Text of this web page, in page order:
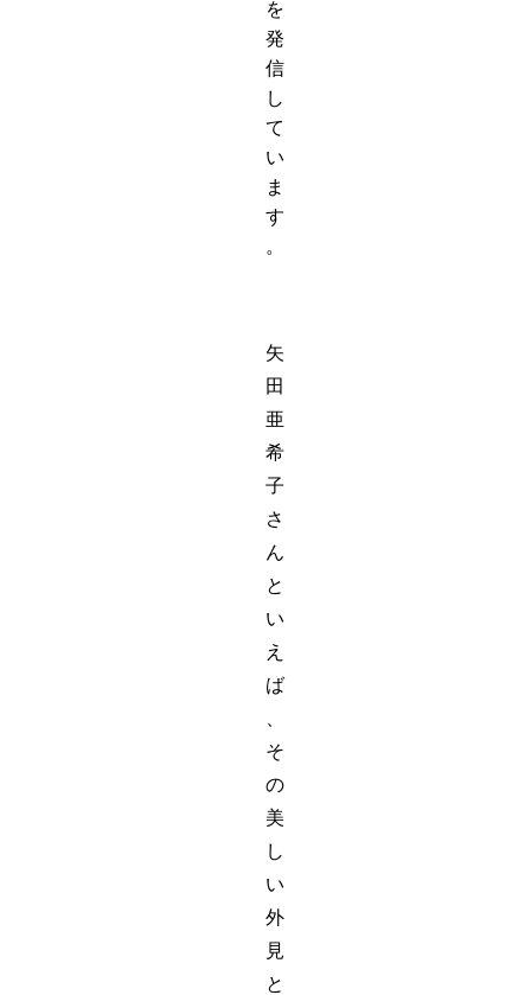
を
発
信
し
て
い
ま
す
。
矢
田
亜
希
子
さ
ん
と
い
え
ば
そ
の
美
し
い
外
見
と